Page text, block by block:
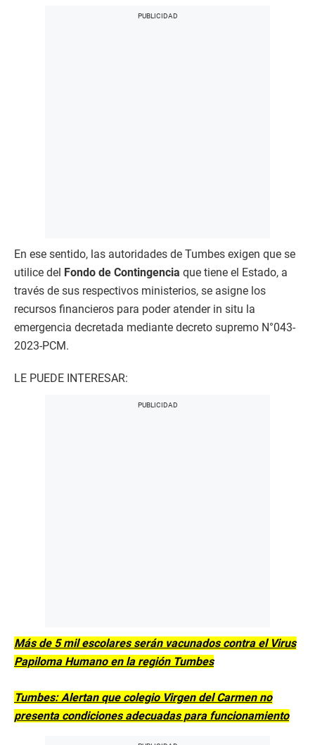
En ese sentido, las autoridades de Tumbes exigen que se
utilice del Fondo de Contingencia que tiene el Estado, a
través de sus respectivos ministerios, se asigne los
recursos financieros para poder atender in situ la
emergencia decretada mediante decreto supremo N°043-
2023-PCM.
LE PUEDE INTERESAR:
Más de 5 mil escolares serán vacunados contra el Virus
Papiloma Humano en la región Tumbes
Tumbes: Alertan que colegio Virgen del Carmen no
presenta condiciones adecuadas para funcionamiento